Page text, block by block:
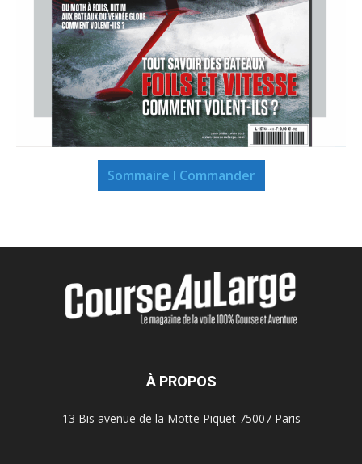
Sommaire I Commander
À PROPOS
13 Bis avenue de la Motte Piquet 75007 Paris